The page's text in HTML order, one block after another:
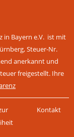
in Bayern e.V. ist mit
Steuer-Nr.
anerkannt und
freigestellt. Ihre
Kontakt